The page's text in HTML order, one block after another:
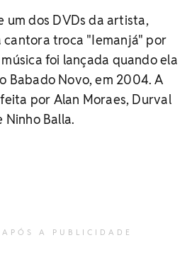
um dos DVDs da artista,
cantora troca "Iemanjá" por
música foi lançada quando ela
Babado Novo, em 2004. A
por Alan Moraes, Durval
Ninho Balla.
A PUBLICIDADE